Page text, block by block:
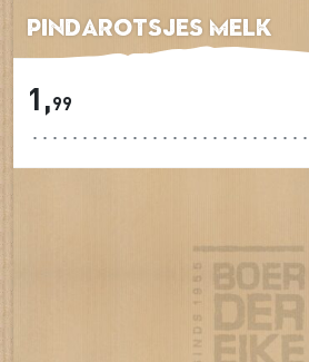
Pindarotsjes Melk
1,99